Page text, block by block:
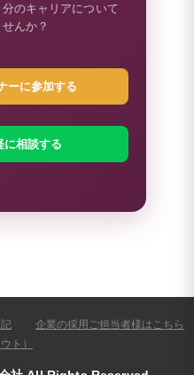
のキャリアについて
んか？
ーに参加する
相談する
企業の採用ご担当者様はこちら
ト）